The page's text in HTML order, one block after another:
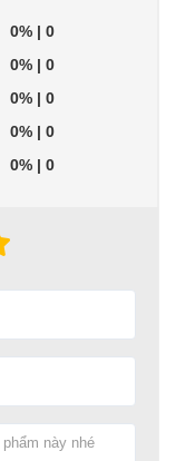
0% | 0
0% | 0
0% | 0
0% | 0
0% | 0